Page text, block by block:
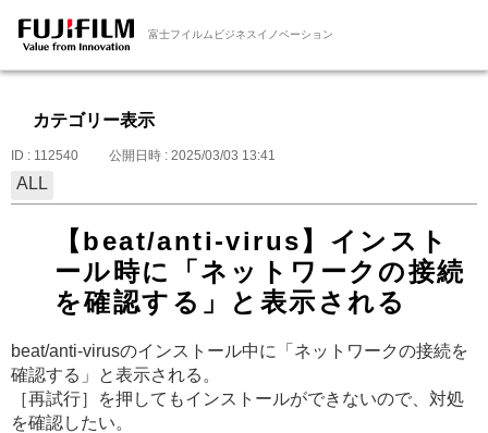
富士フイルムビジネスイノベーション
カテゴリー表示
ID : 112540 公開日時 : 2025/03/03 13:41
ALL
【beat/anti-virus】インスト
ール時に「ネットワークの接続
を確認する」と表示される
beat/anti-virusのインストール中に「ネットワークの接続を
確認する」と表示される。
［再試行］を押してもインストールができないので、対処
を確認したい。